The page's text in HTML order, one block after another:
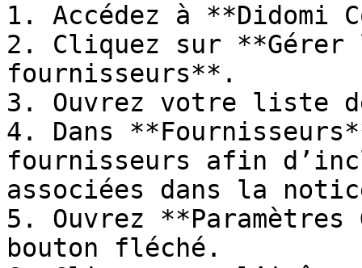
1. Accédez à **Didomi
2. Cliquez sur
fournisseurs**.
3. Ouvrez votre liste
4. Dans
fournisseurs afin
associées dans la
5. Ouvrez
bouton fléché.